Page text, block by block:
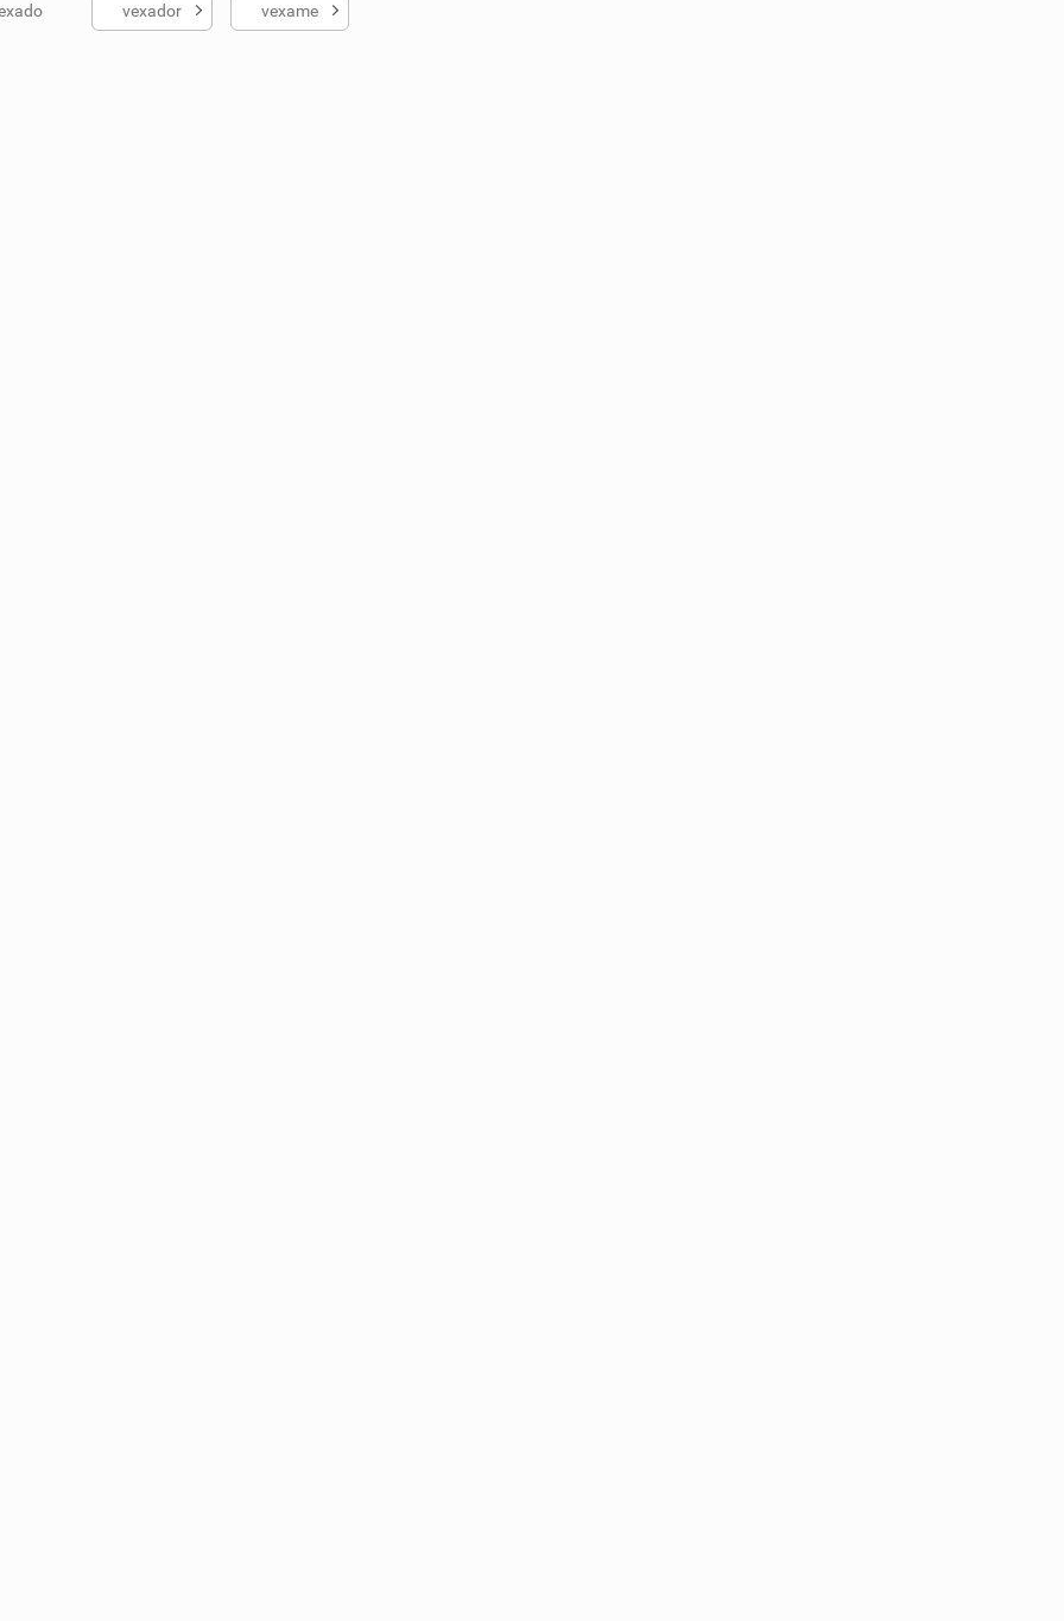
me ajudou vexador vexame